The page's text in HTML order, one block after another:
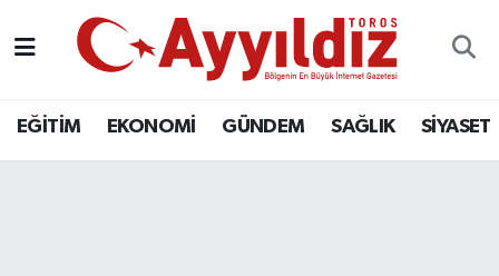
EĞİTİM EKONOMİ GÜNDEM SAĞLIK SİYASET